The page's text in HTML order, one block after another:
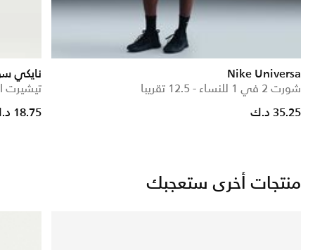
Nike Universa
شورت 2 في 1 للنساء - 12.5 تقريبا
35.25 د.ك
نايكي
تيشيرت
18.75 د.ك
منتجات أخرى ستعجبك